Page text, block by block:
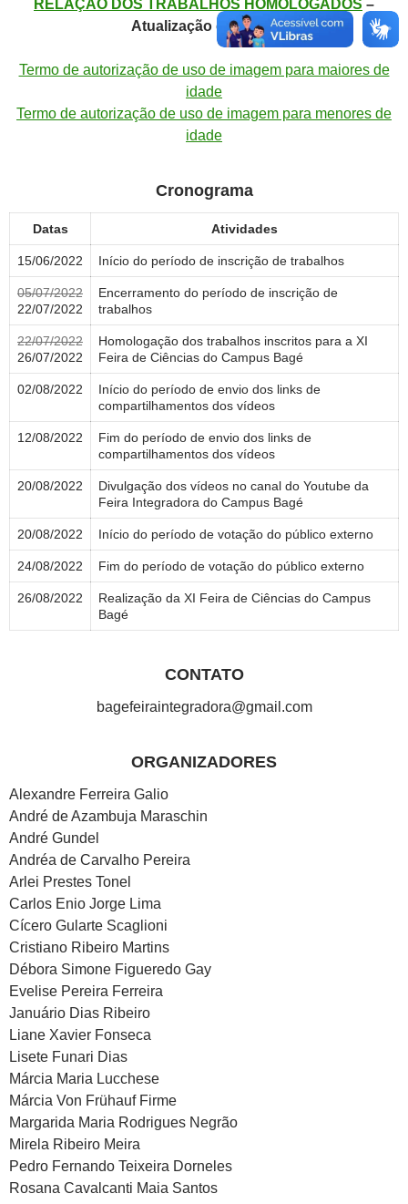
RELAÇÃO DOS TRABALHOS HOMOLOGADOS –
Atualização em 02/08
Termo de autorização de uso de imagem para maiores de
idade
Termo de autorização de uso de imagem para menores de
idade
Cronograma
Datas Atividades
15/06/2022 Início do período de inscrição de trabalhos
05/07/2022
22/07/2022
Encerramento do período de inscrição de
trabalhos
22/07/2022
26/07/2022
Homologação dos trabalhos inscritos para a XI
Feira de Ciências do Campus Bagé
02/08/2022
Início do período de envio dos links de
compartilhamentos dos vídeos
12/08/2022
Fim do período de envio dos links de
compartilhamentos dos vídeos
20/08/2022
Divulgação dos vídeos no canal do Youtube da
Feira Integradora do Campus Bagé
20/08/2022 Início do período de votação do público externo
24/08/2022 Fim do período de votação do público externo
26/08/2022
Realização da XI Feira de Ciências do Campus
Bagé
CONTATO
bagefeiraintegradora@gmail.com
ORGANIZADORES
Alexandre Ferreira Galio
André de Azambuja Maraschin
André Gundel
Andréa de Carvalho Pereira
Arlei Prestes Tonel
Carlos Enio Jorge Lima
Cícero Gularte Scaglioni
Cristiano Ribeiro Martins
Débora Simone Figueredo Gay
Evelise Pereira Ferreira
Januário Dias Ribeiro
Liane Xavier Fonseca
Lisete Funari Dias
Márcia Maria Lucchese
Márcia Von Frühauf Firme
Margarida Maria Rodrigues Negrão
Mirela Ribeiro Meira
Pedro Fernando Teixeira Dorneles
Rosana Cavalcanti Maia Santos